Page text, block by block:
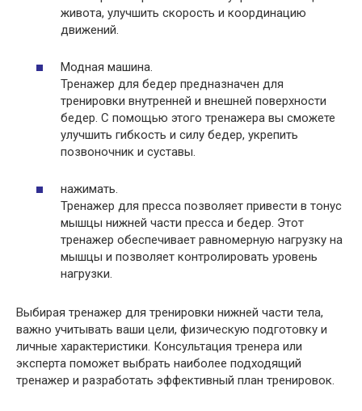
живота, улучшить скорость и координацию
движений.
Модная машина.
Тренажер для бедер предназначен для
тренировки внутренней и внешней поверхности
бедер. С помощью этого тренажера вы сможете
улучшить гибкость и силу бедер, укрепить
позвоночник и суставы.
нажимать.
Тренажер для пресса позволяет привести в тонус
мышцы нижней части пресса и бедер. Этот
тренажер обеспечивает равномерную нагрузку на
мышцы и позволяет контролировать уровень
нагрузки.
Выбирая тренажер для тренировки нижней части тела,
важно учитывать ваши цели, физическую подготовку и
личные характеристики. Консультация тренера или
эксперта поможет выбрать наиболее подходящий
тренажер и разработать эффективный план тренировок.